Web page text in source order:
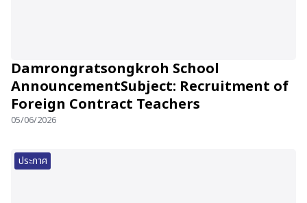
Damrongratsongkroh School
AnnouncementSubject: Recruitment of
Foreign Contract Teachers
05/06/2026
ประกาศ